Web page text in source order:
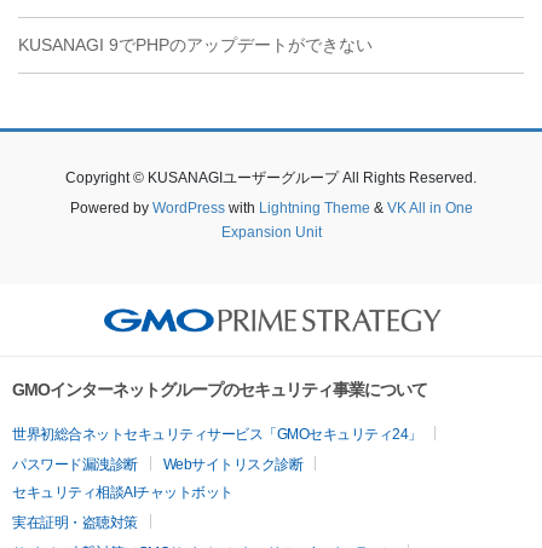
KUSANAGI 9でPHPのアップデートができない
Copyright © KUSANAGIユーザーグループ All Rights Reserved.
Powered by WordPresswith Lightning Theme & VK All in One
Expansion Unit
GMOインターネットグループのセキュリティ事業について
世界初総合ネットセキュリティサービス「GMOセキュリティ24」
パスワード漏洩診断
Webサイトリスク診断
セキュリティ相談AIチャットボット
実在証明・盗聴対策